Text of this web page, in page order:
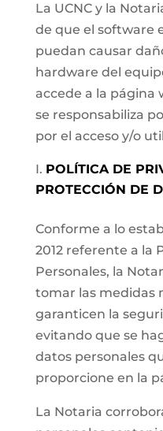
La UCNC y la
de que el software
puedan causar
hardware del
accede a la página
se responsabiliza
por el acceso y/o
POLÍTICA DE
PROTECCIÓN DE
Conforme a lo
2012 referente a la
Personales, la
tomar las medidas
garanticen la
evitando que se
datos personales
proporcione en la
La Notaria